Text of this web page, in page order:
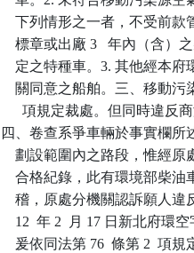
下列情形之一者，不受前
標章或出廠 3   年內（含
定之特種車。3. 其他經本
關同意之船舶。三、移動
項規定裁處。但同時違
四、卷查系爭車輛於事實欄
劃設範圍內之路段，惟經
合格紀錄，此有環境部柴
稽，原處分機關認訴願人違
12  年 2  月 17 日新北府
爰依同法第 76  條第 2